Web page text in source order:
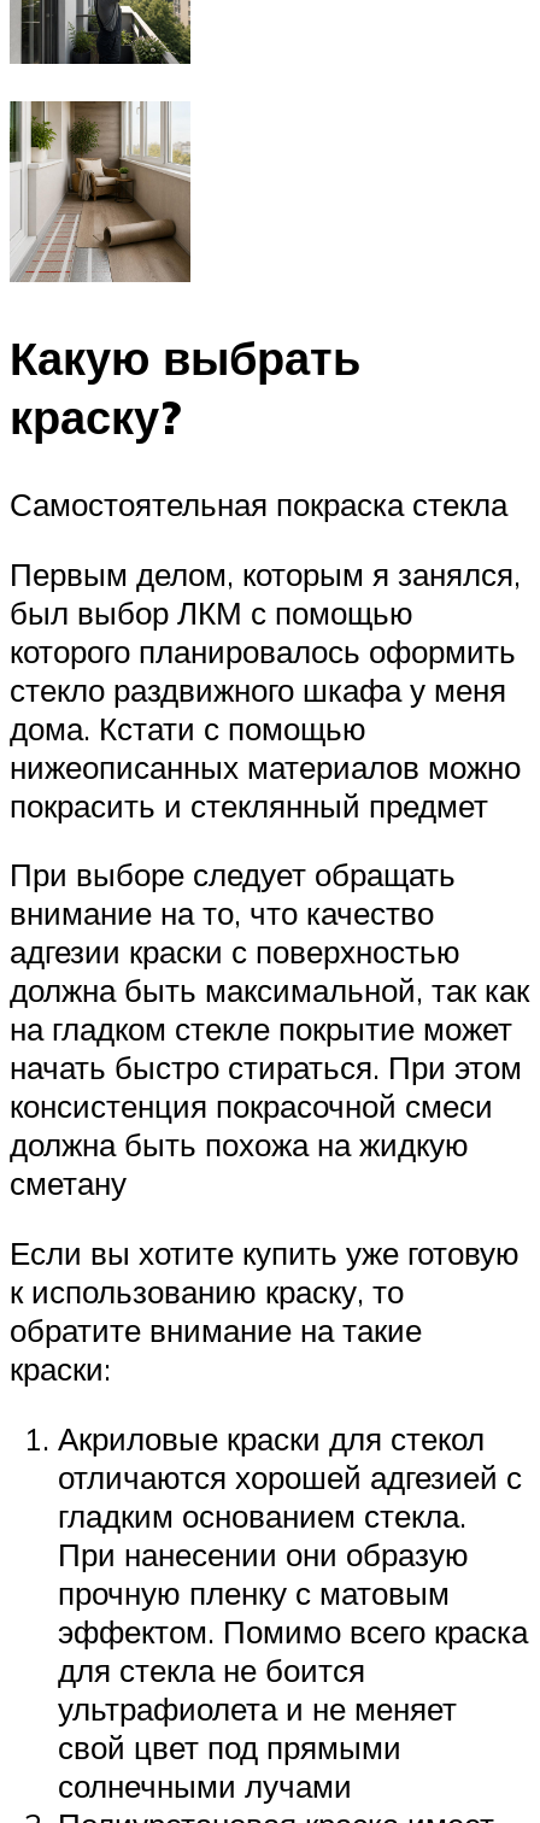
Какую выбрать
краску?
Самостоятельная покраска стекла
Первым делом, которым я занялся,
был выбор ЛКМ с помощью
которого планировалось оформить
стекло раздвижного шкафа у меня
дома. Кстати с помощью
нижеописанных материалов можно
покрасить и стеклянный предмет
При выборе следует обращать
внимание на то, что качество
адгезии краски с поверхностью
должна быть максимальной, так как
на гладком стекле покрытие может
начать быстро стираться. При этом
консистенция покрасочной смеси
должна быть похожа на жидкую
сметану
Если вы хотите купить уже готовую
к использованию краску, то
обратите внимание на такие
краски:
Акриловые краски для стекол
отличаются хорошей адгезией с
гладким основанием стекла.
При нанесении они образую
прочную пленку с матовым
эффектом. Помимо всего краска
для стекла не боится
ультрафиолета и не меняет
свой цвет под прямыми
солнечными лучами